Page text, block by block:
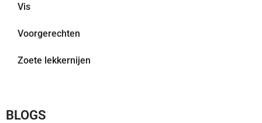
Vis
Voorgerechten
Zoete lekkernijen
BLOGS